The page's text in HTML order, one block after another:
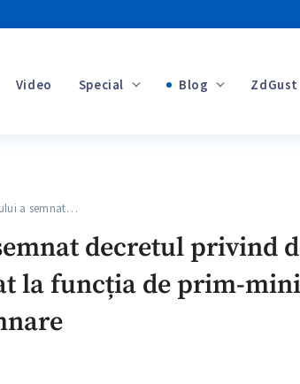
Video Special Blog ZdGust
a semnat…
decretul privind
la funcția de prim-